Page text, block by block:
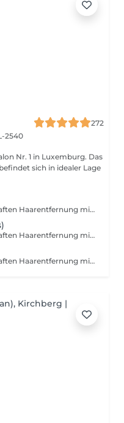
272
2540
Nr. 1 in Luxemburg. Das
sich in idealer Lage
Die neueste Generation der dauerhaften Haarentfernung mit Intense Pulsed Light liefert beeindruckende Ergebnisse für verschiedene Hauttypen. Die patentierte "In-motion"-Technologie macht die Behandlung nahezu schmerzfrei.
Die neueste Generation der dauerhaften Haarentfernung mit Intense Pulsed Light liefert beeindruckende Ergebnisse für verschiedene Hauttypen. Die patentierte "In-motion"-Technologie macht die Behandlung nahezu schmerzfrei.
Die neueste Generation der dauerhaften Haarentfernung mit Intense Pulsed Light liefert beeindruckende Ergebnisse für verschiedene Hauttypen. Die patentierte "In-motion"-Technologie macht die Behandlung nahezu schmerzfrei.